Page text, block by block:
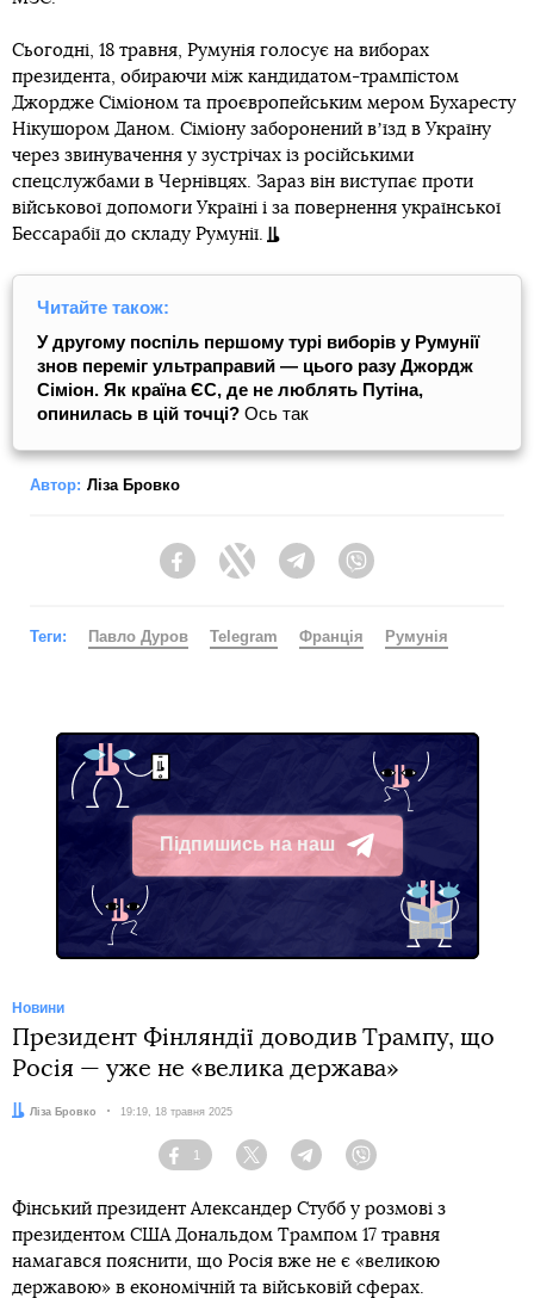
Сьогодні, 18 травня, Румунія голосує на виборах
президента, обираючи між кандидатом-трампістом
Джордже Сіміоном та проєвропейським мером Бухаресту
Нікушором Даном. Сіміону заборонений вʼїзд в Україну
через звинувачення у зустрічах із російськими
спецслужбами в Чернівцях. Зараз він виступає проти
військової допомоги Україні і за повернення української
Бессарабії до складу Румунії.
Читайте також:
У другому поспіль першому турі виборів у Румунії
знов переміг ультраправий — цього разу Джордж
Сіміон. Як країна ЄС, де не люблять Путіна,
опинилась в цій точці? Ось так
Автор: Ліза Бровко
FacebookTwitter Telegram
Теги: Павло Дуров Telegram Франція Румунія
Підпишись на наш
Telegram
Новини
Президент Фінляндії доводив Трампу, що
Росія — уже не «велика держава»
Автор:
Ліза Бровко Дата:
19:19, 18 травня 2025
Facebook
1
Twitter TelegramViber
Фінський президент Александер Стубб у розмові з
президентом США Дональдом Трампом 17 травня
намагався пояснити, що Росія вже не є «великою
державою» в економічній та військовій сферах.